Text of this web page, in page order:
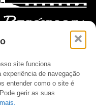
site funciona
experiência de navegação
entender como o site é
gerir as suas